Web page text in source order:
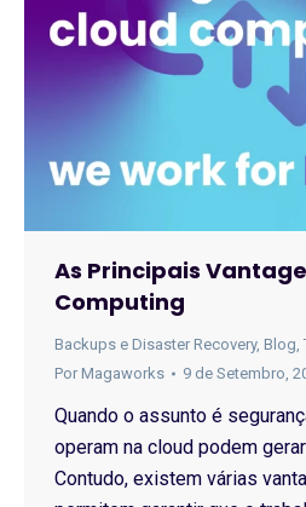
As Principais
Computing
Backups e Disaster Recovery, Blog,
Por Magaworks 9 de Setembro,
Quando o assunto é
operam na cloud podem
Contudo, existem várias